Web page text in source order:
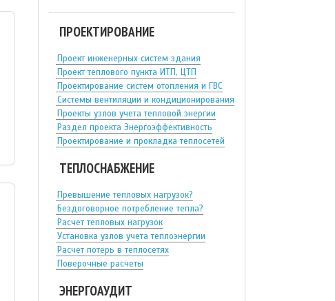
ПРОЕКТИРОВАНИЕ
Проект инженерных систем здания
Проект теплового пункта ИТП, ЦТП
Проектирование систем отопления и ГВС
Системы вентиляции и кондиционирования
Проекты узлов учета тепловой энергии
Раздел проекта Энергоэффективность
Проектирование и прокладка теплосетей
ТЕПЛОСНАБЖЕНИЕ
Превышение тепловых нагрузок?
Бездоговорное потребление тепла?
Расчет тепловых нагрузок
Установка узлов учета теплоэнергии
Расчет потерь в теплосетях
Поверочные расчеты
ЭНЕРГОАУДИТ